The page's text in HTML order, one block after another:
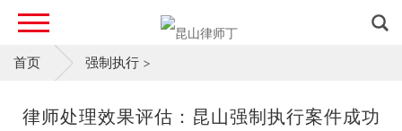
首页 >
强制执行
律师处理效果评估：昆山强制执行案件成功